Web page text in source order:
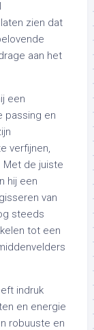
zien dat
aan het
een
passing en
verfijnen,
de juiste
hij een
van
steeds
tot een
indruk
en energie
robuuste en